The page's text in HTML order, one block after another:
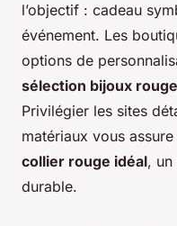
l’objectif : cadeau
événement. Les
options de
sélection bijoux
Privilégier les sites
matériaux vous
collier rouge idéal,
durable.